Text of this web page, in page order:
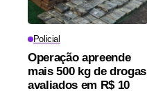
Policial
Operação apreende
mais 500 kg de drogas
avaliados em R$ 10